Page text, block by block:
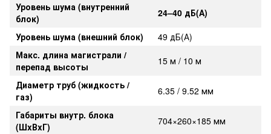
Уровень шума (внутренний
блок)
24–40 дБ(А)
Уровень шума (внешний блок)
49 дБ(А)
Макс. длина магистрали /
перепад высоты
15 м / 10 м
Диаметр труб (жидкость /
газ)
6.35 / 9.52 мм
Габариты внутр. блока
(ШxВxГ)
704×260×185 мм